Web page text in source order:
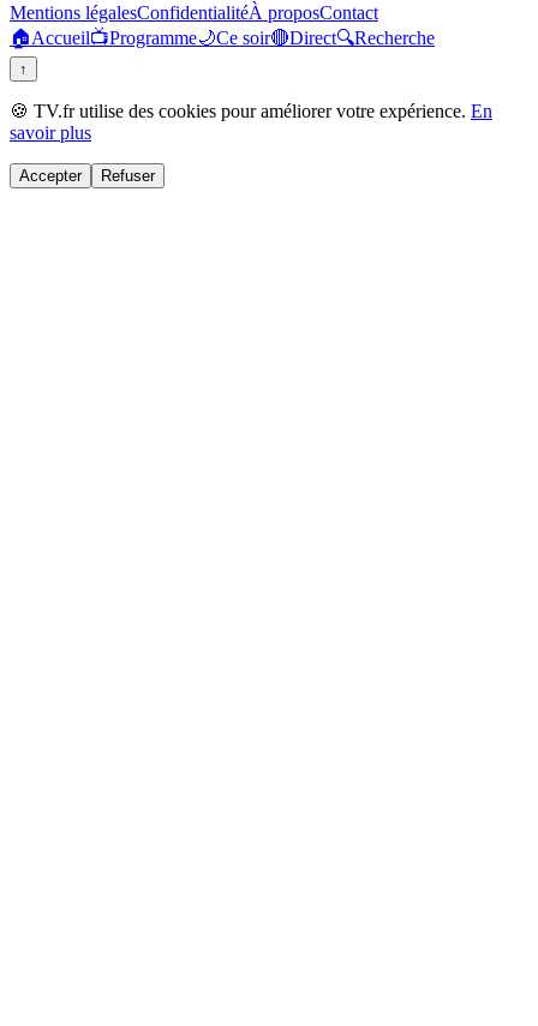
Mentions légalesConfidentialitéÀ proposContact
🏠Accueil📺Programme🌙Ce soir🔴Direct🔍Recherche
↑
🍪 TV.fr utilise des cookies pour améliorer votre expérience. En
savoir plus
Accepter Refuser